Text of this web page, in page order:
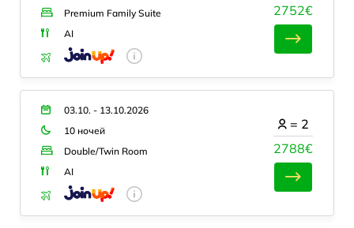
Premium Family Suite
AI
2752€
03.10. - 13.10.2026
10 ночей
Double/Twin Room
AI
2788€
= 2